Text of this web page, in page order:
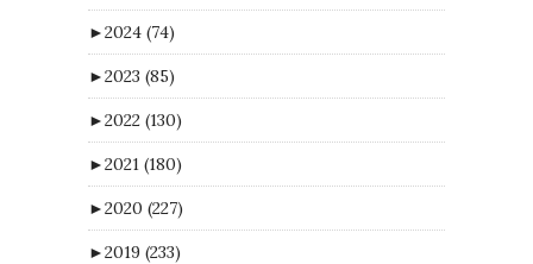
►2024 (74)
►2023 (85)
►2022 (130)
►2021 (180)
►2020 (227)
►2019 (233)